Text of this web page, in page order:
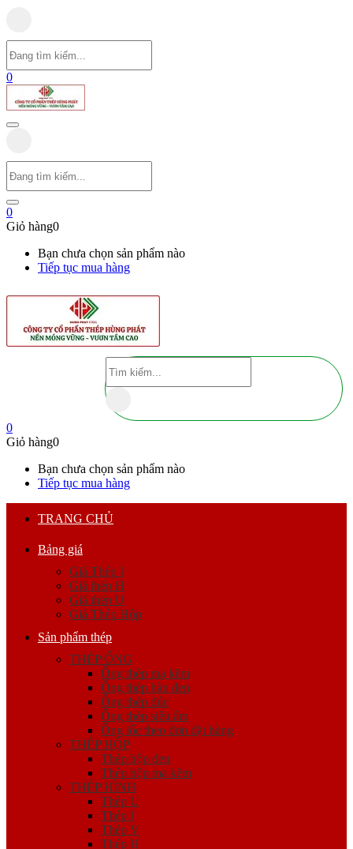
0
0
Giỏ hàng0
Bạn chưa chọn sản phẩm nào
Tiếp tục mua hàng
0
Giỏ hàng0
Bạn chưa chọn sản phẩm nào
Tiếp tục mua hàng
TRANG CHỦ
Bảng giá
Giá Thép I
Giá thép H
Giá thép U
Giá Thép Hộp
Sản phẩm thép
THÉP ỐNG
Ống thép mạ kẽm
Ống thép hàn đen
Ống thép đúc
Ống thép siêu âm
Ống lốc theo đơn đặt hàng
THÉP HỘP
Thép hộp đen
Thép hộp mạ kẽm
THÉP HÌNH
Thép U
Thép I
Thép V
Thép H